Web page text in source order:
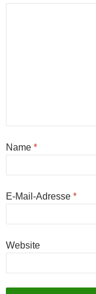
Name *
E-Mail-Adresse *
Website